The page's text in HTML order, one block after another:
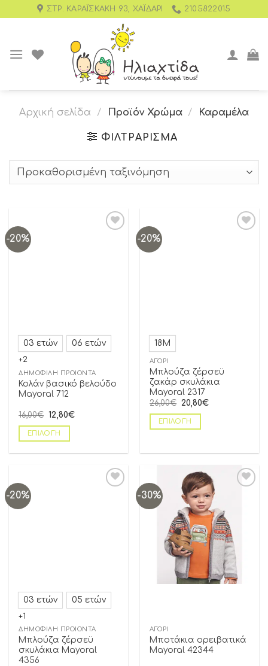
ΣΤΡ. ΚΑΡΑΪΣΚΆΚΗ 93, ΧΑΪΔΆΡΙ 2105822015
Αρχική σελίδα / Προϊόν Χρώμα / Καραμέλα
ΦΙΛΤΡΆΡΙΣΜΑ
-20%
03 ετών 06 ετών
+2
ΔΗΜΟΦΙΛΗ ΠΡΟΪΟΝΤΑ
Κολάν βασικό βελούδο
Mayoral 712
16,00€ 12,80€
ΕΠΙΛΟΓΉ
-20%
18Μ
ΑΓΌΡΙ
Μπλούζα ζέρσεϋ
ζακάρ σκυλάκια
Mayoral 2317
26,00€ 20,80€
ΕΠΙΛΟΓΉ
-20%
03 ετών 05 ετών
+1
ΔΗΜΟΦΙΛΗ ΠΡΟΪΟΝΤΑ
Μπλούζα ζέρσεϋ
σκυλάκια Mayoral
4356
-30%
ΑΓΌΡΙ
Μποτάκια ορειβατικά
Mayoral 42344